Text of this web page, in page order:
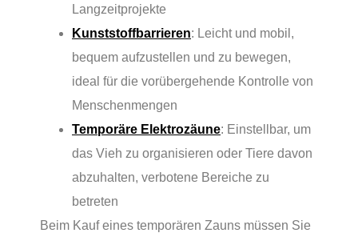
Langzeitprojekte
Kunststoffbarrieren: Leicht und mobil,
bequem aufzustellen und zu bewegen,
ideal für die vorübergehende Kontrolle von
Menschenmengen
Temporäre Elektrozäune: Einstellbar, um
das Vieh zu organisieren oder Tiere davon
abzuhalten, verbotene Bereiche zu
betreten
Beim Kauf eines temporären Zauns müssen Sie